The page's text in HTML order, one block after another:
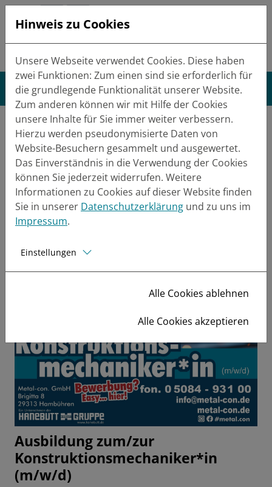
Tel.:+49 (0) 5084 9310-0
Mail:info(at)metal-con.de
Ausbildung
Metal-Con Karriere Ausbildung
Ausbildung zum/zur
Konstruktionsmechaniker*in
(m/w/d)
Hinweis zu Cookies
Unsere Webseite verwendet Cookies. Diese haben
zwei Funktionen: Zum einen sind sie erforderlich für
die grundlegende Funktionalität unserer Website.
Zum anderen können wir mit Hilfe der Cookies
unsere Inhalte für Sie immer weiter verbessern.
Hierzu werden pseudonymisierte Daten von
Website-Besuchern gesammelt und ausgewertet.
Das Einverständnis in die Verwendung der Cookies
können Sie jederzeit widerrufen. Weitere
Informationen zu Cookies auf dieser Website finden
Sie in unserer Datenschutzerklärung und zu uns im
Impressum.
Einstellungen
Alle Cookies ablehnen
Alle Cookies akzeptieren